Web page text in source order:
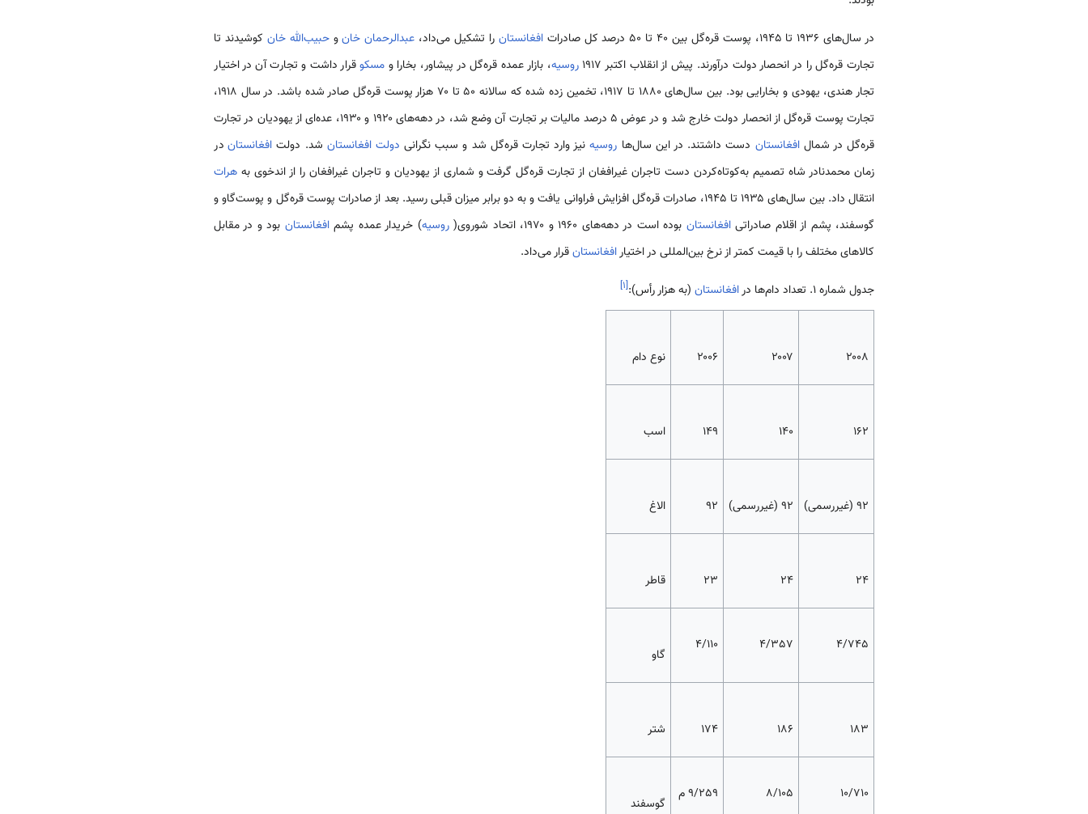
در سال‌های ۱۹۳۶ تا ۱۹۴۵، پوست قره‌گل بین ۴۰ تا ۵۰ درصد کل صادرات افغانستان را تشکیل می‌داد، عبدالرحمان خانوحبیب‌الله خان کوشیدند تا
تجارت قره‌گل را در انحصار دولت درآورند. پیش از انقلاب اکتبر ۱۹۱۷
روسیه، بازار عمده قره‌گل در پیشاور، بخارا ومسکوقرار داشت و تجارت آن در اختیار
تجار هندی، یهودی و بخارایی بود. بین سال‌های ۱۸۸۰ تا ۱۹۱۷، تخمین زده شده که سالانه ۵۰ تا ۷۰ هزار پوست قره‌گل صادر شده باشد. در سال ۱۹۱۸،
تجارت پوست قره‌گل از انحصار دولت خارج شد و در عوض ۵ درصد مالیات بر تجارت آن وضع شد، در دهه‌های ۱۹۲۰ و ۱۹۳۰، عده‌ای از یهودیان در تجارت
قره‌گل در شمالافغانستان دست داشتند. در این سال‌ها روسیهنیز وارد تجارت قره‌گل شد و سبب نگرانی دولت افغانستان شد. دولت افغانستاندر
زمان محمدنادر شاه تصمیم به‌کوتاه‌کردن دست تاجران غیرافغان از تجارت قره‌گل گرفت و شماری از یهودیان و تاجران غیرافغان را از اندخوی به هرات
انتقال داد. بین سال‌های ۱۹۳۵ تا ۱۹۴۵، صادرات قره‌گل افزایش فراوانی یافت و به دو برابر میزان قبلی رسید. بعد از صادرات پوست قره‌گل و پوست‌گاو و
گوسفند، پشم از اقلام صادراتیافغانستان بوده است در دهه‌های ۱۹۶۰ و ۱۹۷۰، اتحاد شوروی( روسیه) خریدار عمده پشمافغانستان بود و در مقابل
کالاهای مختلف را با قیمت کمتر از نرخ بین‌المللی در اختیارافغانستانقرار می‌داد.
جدول شماره 1. تعداد دام‌ها در افغانستان (به هزار رأس):[۱]
۲۰۰۸ ۲۰۰۷ ۲۰۰۶ نوع دام
۱۶۲ ۱۴۰ ۱۴۹ اسب
۹۲ (غیررسمی) ۹۲ (غیررسمی) ۹۲ الاغ
۲۴ ۲۴ ۲۳ قاطر
4/745
4/357
4/110
گاو
۱۸۳ ۱۸۶ ۱۷۴ شتر
10/710
8/105 9/259 م
گوسفند